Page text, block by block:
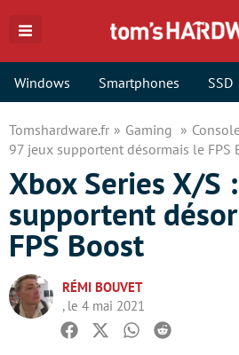
Windows Smartphones SSD
Tomshardware.fr Gaming
97 jeux supportent désormais le FPS
Xbox Series X/S
supportent
FPS Boost
RÉMI BOUVET
, le 4 mai 2021
Facebook
TwitterWhatsapp
Reddit